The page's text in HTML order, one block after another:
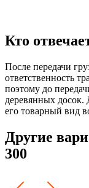
Кто
После передачи
ответственность
поэтому до
деревянных досок.
его товарный вид
Другие
300